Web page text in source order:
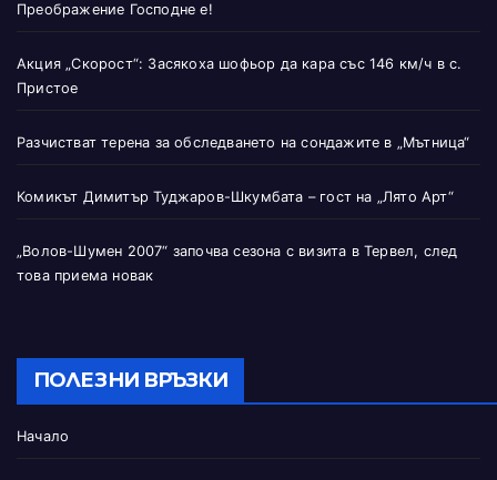
Преображение Господне е!
Акция „Скорост“: Засякоха шофьор да кара със 146 км/ч в с.
Пристое
Разчистват терена за обследването на сондажите в „Мътница“
Комикът Димитър Туджаров-Шкумбата – гост на „Лято Арт“
„Волов-Шумен 2007“ започва сезона с визита в Тервел, след
това приема новак
ПОЛЕЗНИ ВРЪЗКИ
Начало